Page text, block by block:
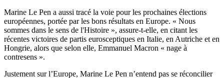
Marine Le Pen a aussi tracé la voie pour les prochaines élections
européennes, portée par les bons résultats en Europe. « Nous
sommes dans le sens de l'Histoire », assure-t-elle, en citant les
récentes victoires de partis eurosceptiques en Italie, en Autriche et en
Hongrie, alors que selon elle, Emmanuel Macron « nage à
contresens ».
Justement sur l’Europe, Marine Le Pen n’entend pas se réconcilier